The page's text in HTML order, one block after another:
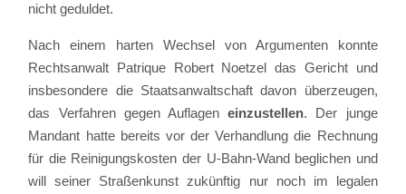
nicht geduldet.
Nach einem harten Wechsel von Argumenten konnte
Rechtsanwalt Patrique Robert Noetzel das Gericht und
insbesondere die Staatsanwaltschaft davon überzeugen,
das Verfahren gegen Auflageneinzustellen. Der junge
Mandant hatte bereits vor der Verhandlung die Rechnung
für die Reinigungskosten der U-Bahn-Wand beglichen und
will seiner Straßenkunst zukünftig nur noch im legalen